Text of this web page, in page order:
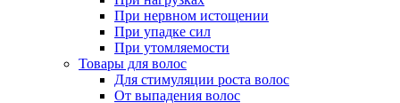
При нервном истощении
При упадке сил
При утомляемости
Товары для волос
Для стимуляции роста волос
От выпадения волос